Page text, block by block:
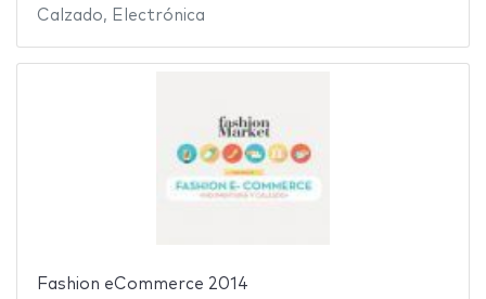
Calzado, Electrónica
Fashion eCommerce 2014